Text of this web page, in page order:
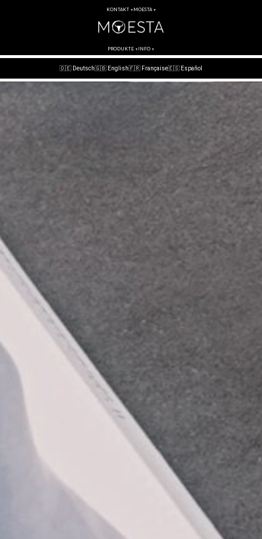
PRODUKTE +INFO +
KONTAKT +MOESTA +
🇩🇪 Deutsch🇬🇧 English🇫🇷 Française🇪🇸 Español